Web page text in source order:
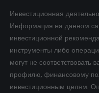
Инвестиционная
Информация на данном
инвестиционной
инструменты либо
могут не
профилю, финансовому
инвестиционным целям.